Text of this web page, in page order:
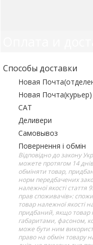
Способы доставки
Новая
Новая Почта(курьер)
САТ
Деливери
Самовывоз
Повернення і обмін
Відповідно до закону
можете протягом 14
обміняти товар,
норм передбачених
належної якості стаття
прав споживачів»:
товар належної якості
придбаний, якщо товар
габаритами, фасоном,
може бути ним
право на обмін товару